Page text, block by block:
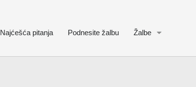
Najćešća pitanja Podnesite žalbu Žalbe